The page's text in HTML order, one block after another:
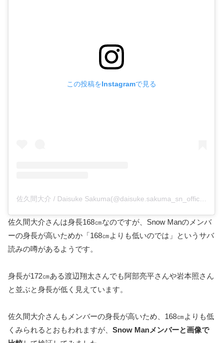
この投稿をInstagramで見る
佐久間大介さんは身長168㎝なのですが、Snow Manのメンバ
ーの身長が高いためか「168㎝よりも低いのでは」というサバ
読みの噂があるようです。
身長が172㎝ある渡辺翔太さんでも阿部亮平さんや岩本照さん
と並ぶと身長が低く見えています。
佐久間大介さんもメンバーの身長が高いため、168㎝よりも低
くみられるとおもわれますが、 Snow Manメンバーと画像で